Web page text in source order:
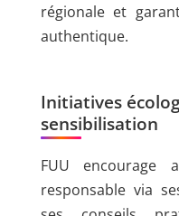
régionale et
authentique.
Initiatives
sensibilisation
FUU encourage
responsable via